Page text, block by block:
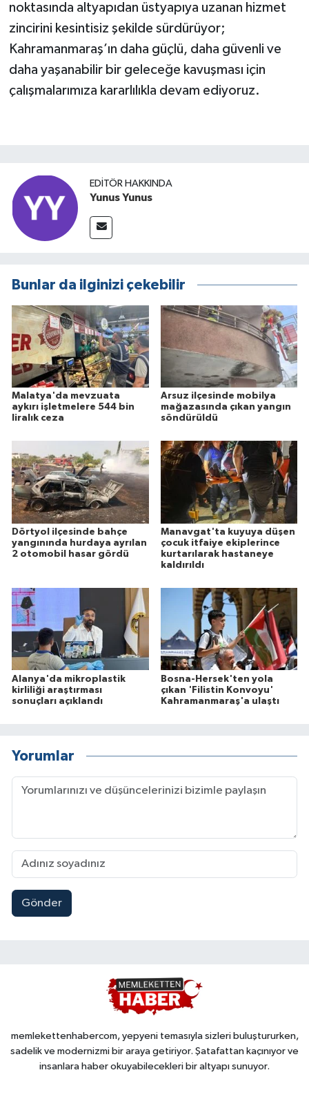
noktasında altyapıdan üstyapıya uzanan hizmet
zincirini kesintisiz şekilde sürdürüyor;
Kahramanmaraş’ın daha güçlü, daha güvenli ve
daha yaşanabilir bir geleceğe kavuşması için
çalışmalarımıza kararlılıkla devam ediyoruz.
EDITÖR HAKKINDA
Yunus Yunus
Bunlar da ilginizi çekebilir
Malatya'da mevzuata
aykırı işletmelere 544 bin
liralık ceza
Arsuz ilçesinde mobilya
mağazasında çıkan yangın
söndürüldü
Dörtyol ilçesinde bahçe
yangınında hurdaya ayrılan
2 otomobil hasar gördü
Manavgat'ta kuyuya düşen
çocuk itfaiye ekiplerince
kurtarılarak hastaneye
kaldırıldı
Alanya'da mikroplastik
kirliliği araştırması
sonuçları açıklandı
Bosna-Hersek'ten yola
çıkan 'Filistin Konvoyu'
Kahramanmaraş'a ulaştı
Yorumlar
Gönder
memlekettenhabercom, yepyeni temasıyla sizleri buluştururken,
sadelik ve modernizmi bir araya getiriyor. Şatafattan kaçınıyor ve
insanlara haber okuyabilecekleri bir altyapı sunuyor.